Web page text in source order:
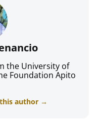
the University of
Foundation Apito
author →